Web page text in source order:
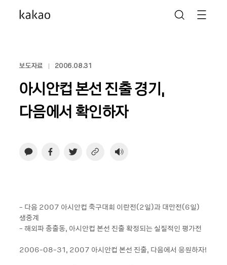
보도자료 2006.08.31
아시안컵 본선 진출 경기,
다음에서 확인하자
- 다음 2007 아시안컵 축구대회 이란전(2일)과 대만전(6일)
생중계
- 해외파 총출동, 아시안컵 본선 진출 확정되는 실질적인 평가전
2006-08-31, 2007 아시안컵 본선 진출, 다음에서 응원하자!